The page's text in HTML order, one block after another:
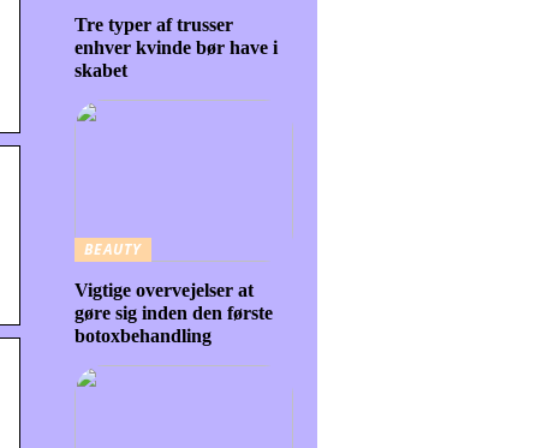
Tre typer af trusser
enhver kvinde bør have i
skabet
BEAUTY
Vigtige overvejelser at
gøre sig inden den første
botoxbehandling